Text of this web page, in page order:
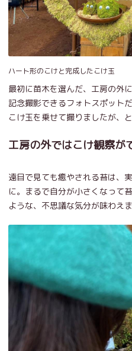
ハート形のこけと完成したこけ玉
最初に苗木を選んだ、工房の外
記念撮影できるフォトスポット
こけ玉を乗せて撮りましたが、
工房の外ではこけ観察が
遠目で見ても癒やされる苔は、
に。まるで自分が小さくなって
ような、不思議な気分が味わえま